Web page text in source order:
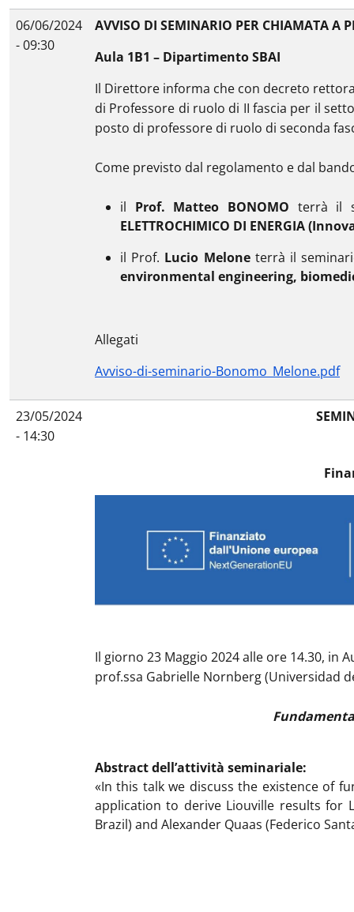
06/06/2024
- 09:30
AVVISO DI SEMINARIO PER CHIAMATA A
Aula 1B1 – Dipartimento SBAI
Il Direttore informa che con decreto
di Professore di ruolo di II fascia per il
posto di professore di ruolo di seconda
Come previsto dal regolamento e dal
il Prof. Matteo BONOMO terrà il
ELETTROCHIMICO DI ENERGIA
il Prof. Lucio Meloneterrà il
environmental engineering,
Allegati
Avviso-di-seminario-Bonomo_Melone.pdf
23/05/2024
- 14:30
Il giorno 23 Maggio 2024 alle ore 14.30, in
prof.ssa Gabrielle Nornberg (Universidad
Abstract dell’attività seminariale:
«In this talk we discuss the existence of
application to derive Liouville results for
Brazil) and Alexander Quaas (Federico